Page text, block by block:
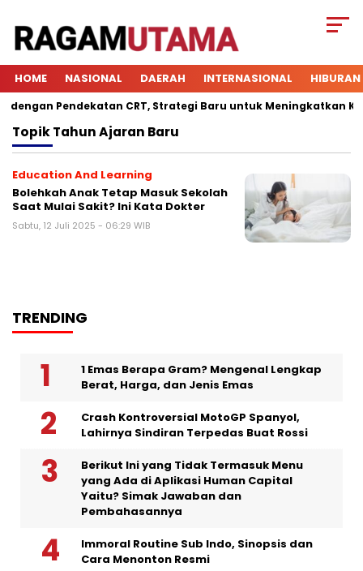
HOME NASIONAL DAERAH INTERNASIONAL HIBURAN
Pendekatan CRT, Strategi Baru untuk Meningkatkan
TopikTahun Ajaran Baru
Education And Learning
Bolehkah Anak Tetap Masuk Sekolah
Saat Mulai Sakit? Ini Kata Dokter
Sabtu, 12 Juli 2025 - 06:29 WIB
TRENDING
1 Emas Berapa Gram? Mengenal Lengkap
Berat, Harga, dan Jenis Emas
Crash Kontroversial MotoGP Spanyol,
Lahirnya Sindiran Terpedas Buat Rossi
Berikut Ini yang Tidak Termasuk Menu
yang Ada di Aplikasi Human Capital
Yaitu? Simak Jawaban dan
Pembahasannya
Immoral Routine Sub Indo, Sinopsis dan
Cara Menonton Resmi